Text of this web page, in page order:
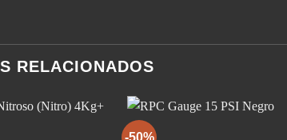
RELACIONADOS